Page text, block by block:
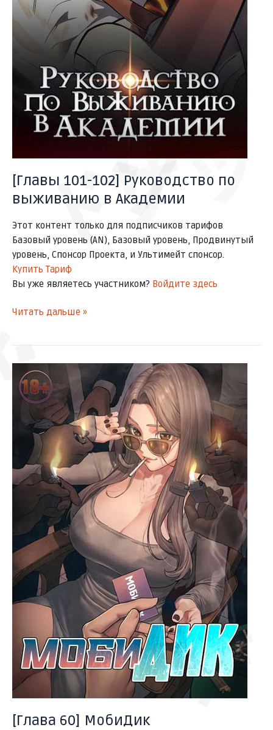
ドン
ドキドキ
ゴゴゴ
サッ
ドド
ドキドキ
[Главы 101-102] Руководство по
выживанию в Академии
Этот контент только для подписчиков тарифов
Базовый уровень (AN), Базовый уровень, Продвинутый
уровень, Спонсор Проекта, и Ультимейт спонсор.
Купить Тариф
Вы уже являетесь участником? Войдите здесь
Читать дальше »
[Глава 60] МобиДик
[Глава
60]
МобиДик